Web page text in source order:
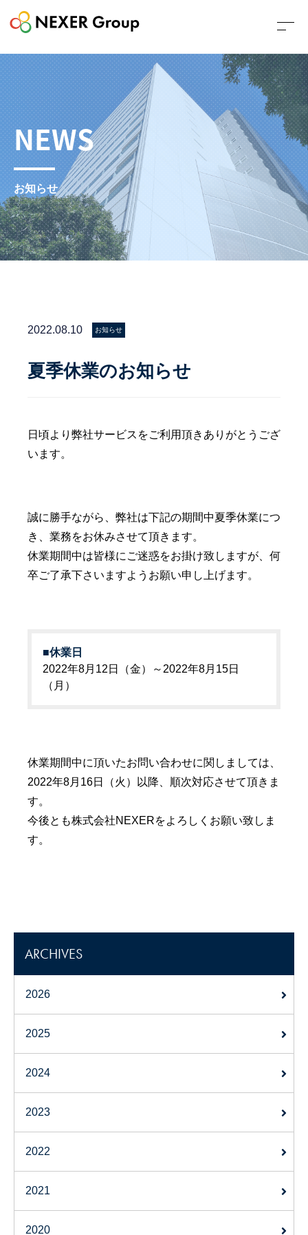
NEWS
お知らせ
2022.08.10 お知らせ
夏季休業のお知らせ
日頃より弊社サービスをご利用頂きありがとうござ
います。
誠に勝手ながら、弊社は下記の期間中夏季休業につ
き、業務をお休みさせて頂きます。
休業期間中は皆様にご迷惑をお掛け致しますが、何
卒ご了承下さいますようお願い申し上げます。
■休業日
2022年8月12日（金）～2022年8月15日
（月）
休業期間中に頂いたお問い合わせに関しましては、
2022年8月16日（火）以降、順次対応させて頂きま
す。
今後とも株式会社NEXERをよろしくお願い致しま
す。
ARCHIVES
2026
2025
2024
2023
2022
2021
2020